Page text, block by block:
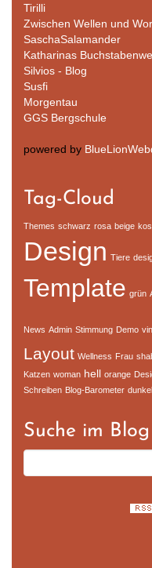
Tirilli
Zwischen Wellen und
SaschaSalamander
Katharinas
Silvios - Blog
Susfi
Morgentau
GGS Bergschule
powered by
Tag-Cloud
Themes schwarz rosa beige
Design Tiere
Template grün
News Admin Stimmung Demo
Layout Wellness Frau
Katzen woman hell orange
Schreiben Blog-Barometer dunkel
Suche im Blog